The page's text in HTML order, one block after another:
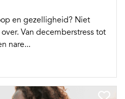
en gezelligheid? Niet
Van decemberstress tot
nare...